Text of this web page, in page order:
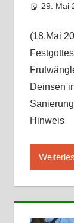
29. Mai
(18.Mai
Deinsen
Hinweis